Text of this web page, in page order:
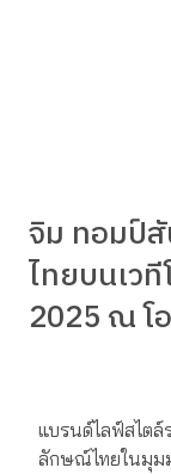
จิม ทอมป์
ไทยบนเว
2025 ณ โ
แบรนด์ไลฟ์สไตล์
ลักษณ์ไทยในมุม